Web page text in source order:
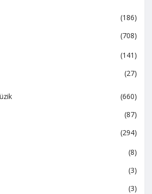
(186)
(708)
(141)
(27)
(660)
(87)
(294)
(8)
(3)
(3)